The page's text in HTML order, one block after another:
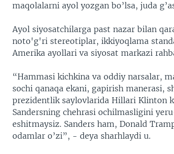
maqolalarni ayol yozgan bo’lsa, juda
Ayol siyosatchilarga past nazar bilan
noto'g'ri stereotiplar, ikkiyoqlama
Amerika ayollari va siyosat markazi
“Hammasi kichkina va oddiy narsalar,
sochi qanaqa ekani, gapirish manerasi,
prezidentlik saylovlarida Hillari Klinton
Sandersning chehrasi ochilmasligini
eshitmaysiz. Sanders ham, Donald
odamlar o’zi”, - deya sharhlaydi u.